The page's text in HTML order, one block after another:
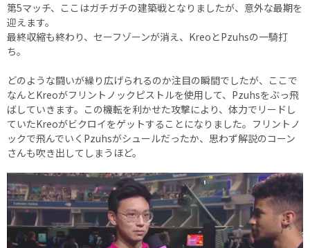
第5マッチ、ここはガチガチの建築戦となりましたが、意外な最期を
迎えます。
最終収縮も終わり、セーフゾーンが消え、KreoとPzuhsの一騎打
ち。
どのような闘いが繰り広げられるのか注目の瞬間でしたが、ここで
なんとKreoがフリントノックピストルを使用して、Pzuhsをぶっ飛
ばしていきます。この機転を利かせた攻撃により、体力でリードし
ていたKreoがビクロイをゲットすることになりました。フリントノ
ックで飛んでいくPzuhsがシュールだったか、思わず解説のコーン
さんも吹き出してしまうほど。